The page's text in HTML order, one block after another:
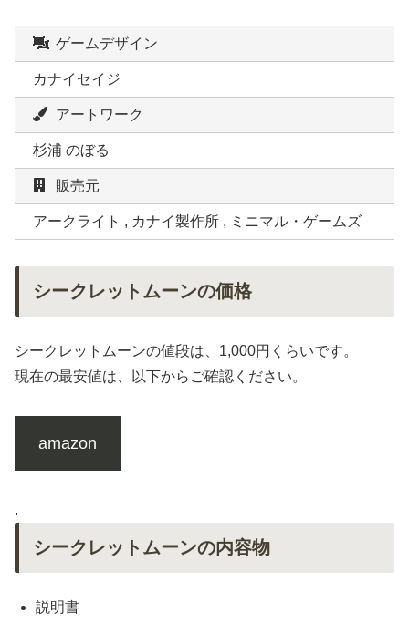
ゲームデザイン
カナイセイジ
アートワーク
杉浦 のぼる
販売元
アークライト , カナイ製作所 , ミニマル・ゲームズ
シークレットムーンの価格
シークレットムーンの値段は、1,000円くらいです。
現在の最安値は、以下からご確認ください。
amazon
.
シークレットムーンの内容物
説明書